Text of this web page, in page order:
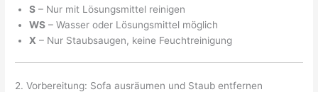
S – Nur mit Lösungsmittel reinigen
WS – Wasser oder Lösungsmittel möglich
X – Nur Staubsaugen, keine Feuchtreinigung
2. Vorbereitung: Sofa ausräumen und Staub entfernen